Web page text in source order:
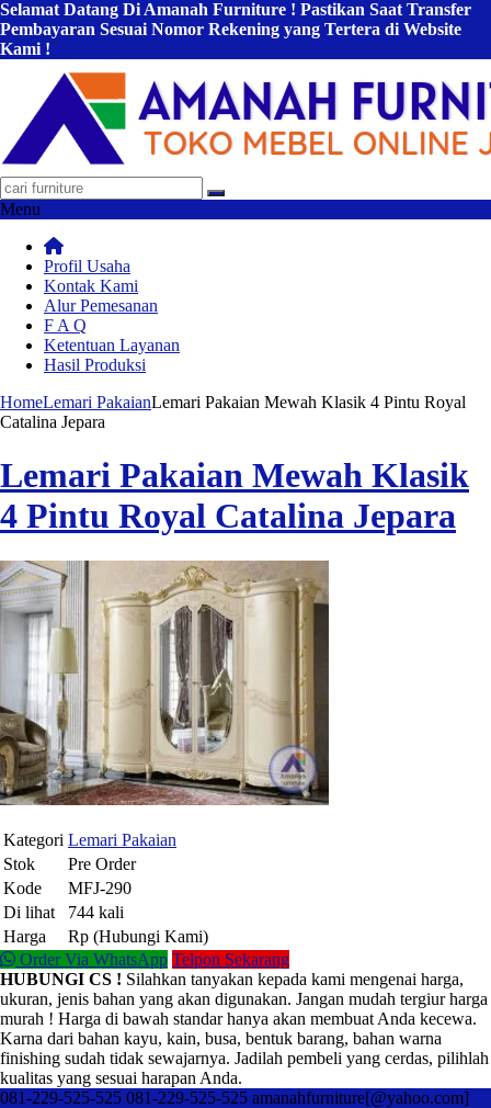
Selamat Datang Di Amanah Furniture ! Pastikan Saat Transfer
Pembayaran Sesuai Nomor Rekening yang Tertera di Website
Kami !
Menu
Profil Usaha
Kontak Kami
Alur Pemesanan
F A Q
Ketentuan Layanan
Hasil Produksi
HomeLemari PakaianLemari Pakaian Mewah Klasik 4 Pintu Royal
Catalina Jepara
Lemari Pakaian Mewah Klasik
4 Pintu Royal Catalina Jepara
Kategori Lemari Pakaian
Stok
Pre Order
Kode
MFJ-290
Di lihat
744 kali
Harga
Rp (Hubungi Kami)
Order Via WhatsApp Telpon Sekarang
HUBUNGI CS ! Silahkan tanyakan kepada kami mengenai harga,
ukuran, jenis bahan yang akan digunakan. Jangan mudah tergiur harga
murah ! Harga di bawah standar hanya akan membuat Anda kecewa.
Karna dari bahan kayu, kain, busa, bentuk barang, bahan warna
finishing sudah tidak sewajarnya. Jadilah pembeli yang cerdas, pilihlah
kualitas yang sesuai harapan Anda.
081-229-525-525 081-229-525-525 amanahfurniture[@yahoo.com]